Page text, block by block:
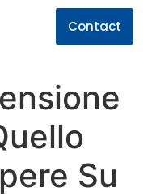
Contact
Su